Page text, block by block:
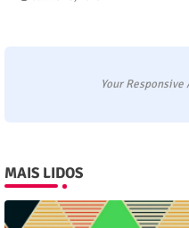
Your Responsive
MAIS LIDOS